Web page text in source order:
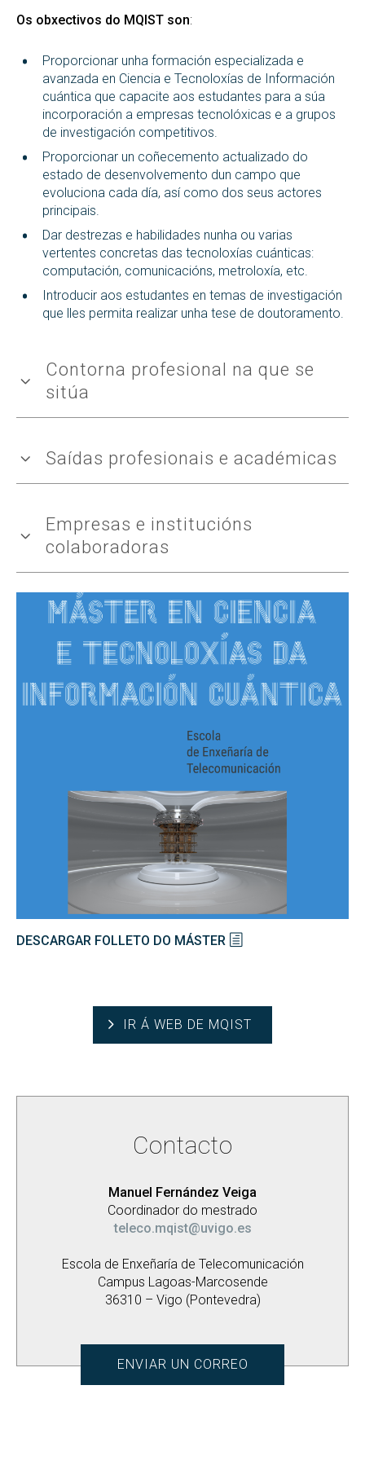
Os obxectivos do MQIST son:
Proporcionar unha formación especializada e
avanzada en Ciencia e Tecnoloxías de Información
cuántica que capacite aos estudantes para a súa
incorporación a empresas tecnolóxicas e a grupos
de investigación competitivos.
Proporcionar un coñecemento actualizado do
estado de desenvolvemento dun campo que
evoluciona cada día, así como dos seus actores
principais.
Dar destrezas e habilidades nunha ou varias
vertentes concretas das tecnoloxías cuánticas:
computación, comunicacións, metroloxía, etc.
Introducir aos estudantes en temas de investigación
que lles permita realizar unha tese de doutoramento.
Contorna profesional na que se
sitúa
Saídas profesionais e académicas
Empresas e institucións
colaboradoras
DESCARGAR FOLLETO DO MÁSTER
IR Á WEB DE MQIST
Contacto
Manuel Fernández Veiga
Coordinador do mestrado
teleco.mqist@uvigo.es
Escola de Enxeñaría de Telecomunicación
Campus Lagoas-Marcosende
36310 – Vigo (Pontevedra)
ENVIAR UN CORREO